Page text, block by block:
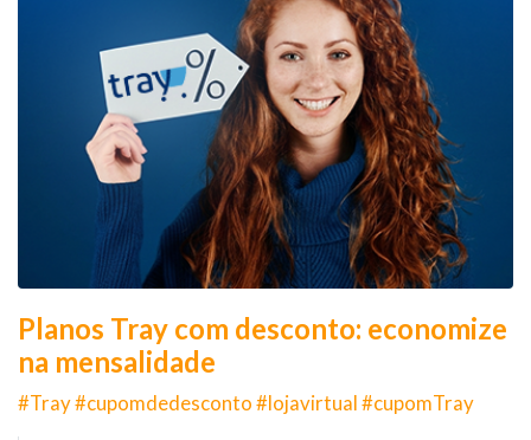
Planos Tray com desconto: economize
na mensalidade
#Tray #cupomdedesconto #lojavirtual #cupomTray